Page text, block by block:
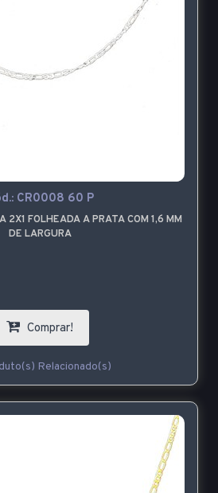
CR0008 60 P
2X1 FOLHEADA A PRATA COM 1,6 MM
DE LARGURA
Comprar!
Relacionado(s)